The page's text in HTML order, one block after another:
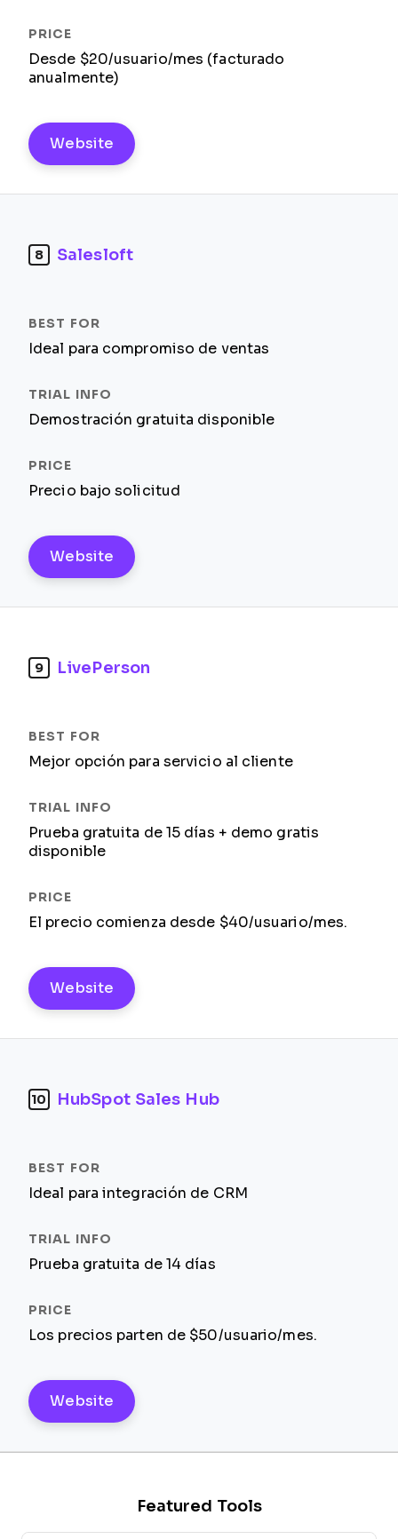
Desde $20/usuario/mes (facturado
anualmente)
Website
8 Salesloft
Ideal para compromiso de ventas
Demostración gratuita disponible
Precio bajo solicitud
Website
9 LivePerson
Mejor opción para servicio al cliente
Prueba gratuita de 15 días + demo gratis
disponible
El precio comienza desde $40/usuario/mes.
Website
10 HubSpot Sales Hub
Ideal para integración de CRM
Prueba gratuita de 14 días
Los precios parten de $50/usuario/mes.
Website
Featured Tools